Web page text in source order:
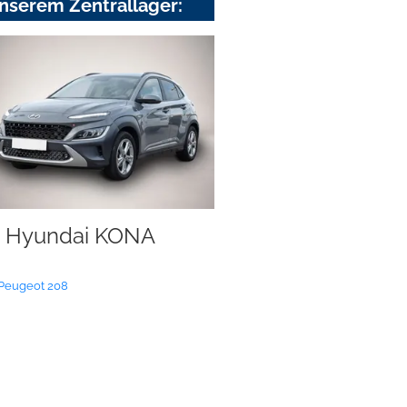
Zentrallager:
Hyundai KONA